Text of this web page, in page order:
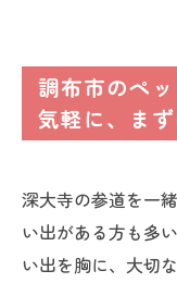
調布市のペ
気軽に、ま
深大寺の参道を一
い出がある方も多
い出を胸に、大切